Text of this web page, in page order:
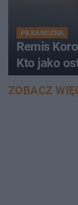
PIŁKA NOŻNA
Remis
Kto jako
ZOBACZ